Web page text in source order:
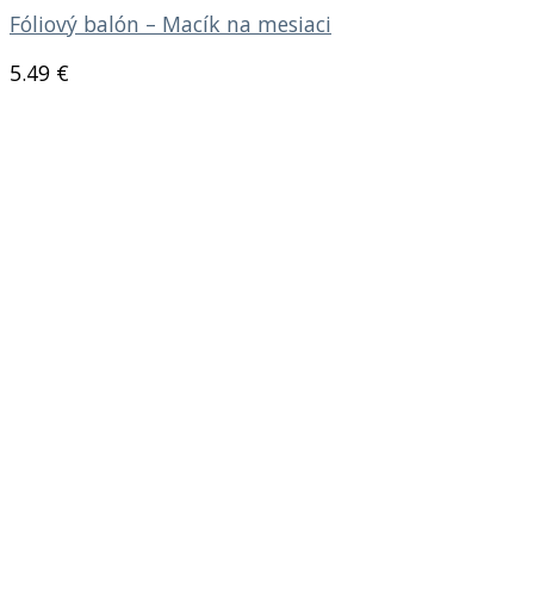
Fóliový balón – Macík na mesiaci
5.49 €